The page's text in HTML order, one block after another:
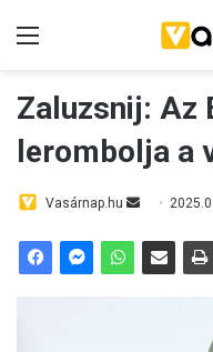
Zaluzsnij: Az
lerombolja a
Vasárnap.hu